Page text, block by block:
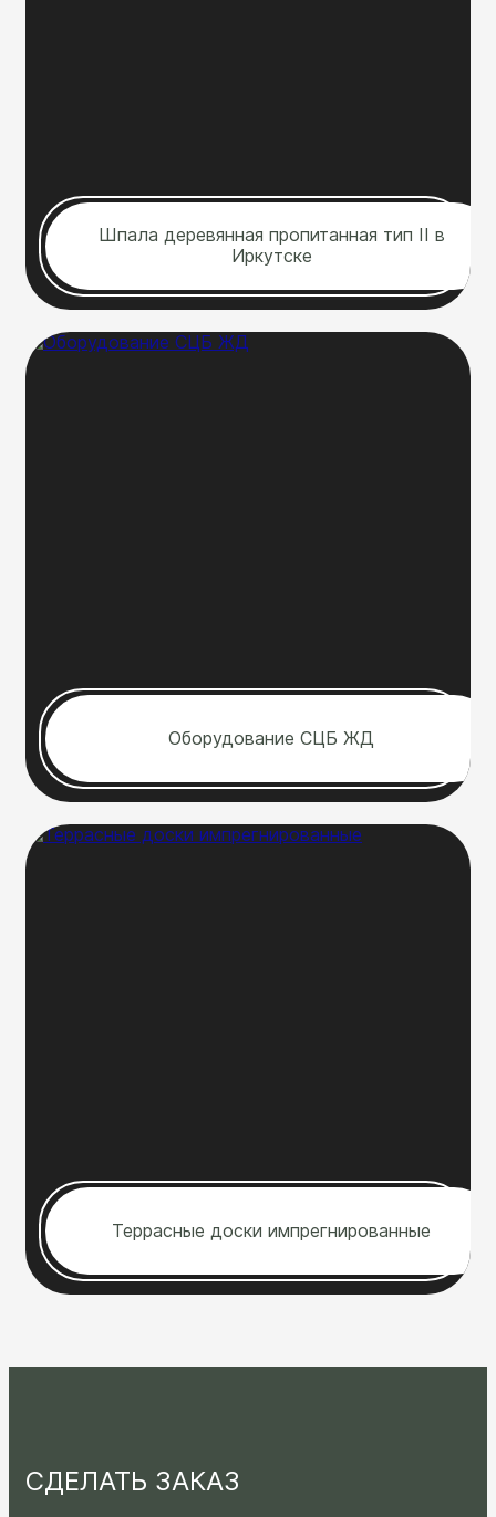
Шпала деревянная пропитанная тип II в
Иркутске
Оборудование СЦБ ЖД
Террасные доски импрегнированные
СДЕЛАТЬ ЗАКАЗ